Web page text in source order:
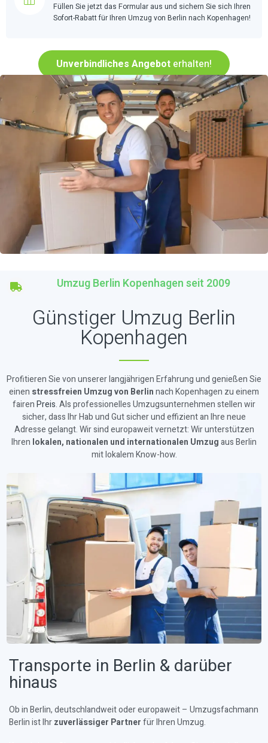
Füllen Sie jetzt das Formular aus und sichern Sie sich Ihren
Sofort-Rabatt für Ihren Umzug von Berlin nach Kopenhagen!
Unverbindliches Angebot erhalten!
Umzug Berlin Kopenhagen seit 2009
Günstiger Umzug Berlin
Kopenhagen
Profitieren Sie von unserer langjährigen Erfahrung und genießen Sie
einen stressfreien Umzug von Berlinnach Kopenhagen zu einem
fairenPreis. Als professionelles Umzugsunternehmen stellen wir
sicher, dass Ihr Hab und Gut sicher und effizient an Ihre neue
Adresse gelangt. Wir sind europaweit vernetzt: Wir unterstützen
Ihren lokalen, nationalen und internationalen Umzugaus Berlin
mit lokalem Know-how.
Transporte in Berlin & darüber
hinaus
Ob in Berlin, deutschlandweit oder europaweit – Umzugsfachmann
Berlin ist Ihrzuverlässiger Partnerfür Ihren Umzug.